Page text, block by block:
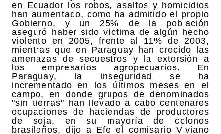
en Ecuador los robos, asaltos y homicidios
han aumentado, como ha admitido el propio
Gobierno, y un 25% de la población
aseguró haber sido víctima de algún hecho
violento en 2005, frente al 11% de 2003,
mientras que en Paraguay han crecido las
amenazas de secuestros y la extorsión a
los empresarios agropecuarios. En
Paraguay, la inseguridad se ha
incrementado en los últimos meses en el
campo, en donde grupos de denominados
"sin tierras" han llevado a cabo centenares
ocupaciones de haciendas de productores
de soja, en su mayoría de colonos
brasileños, dijo a Efe el comisario Viviano